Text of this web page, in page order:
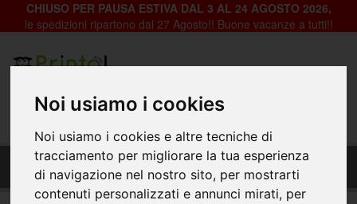
Noi usiamo i cookies
Noi usiamo i cookies e altre tecniche di
tracciamento per migliorare la tua esperienza
di navigazione nel nostro sito, per mostrarti
contenuti personalizzati e annunci mirati, per
CHIUSO PER PAUSA ESTIVA DAL 3 AL 24 AGOSTO 2026,
le spedizioni ripartono dal 27 Agosto!! Buone vacanze a tutti!!
Fondale Decorativo in pvc per vetrine negozi -
Fes-003_sfondo nero con tanti cuori rossi